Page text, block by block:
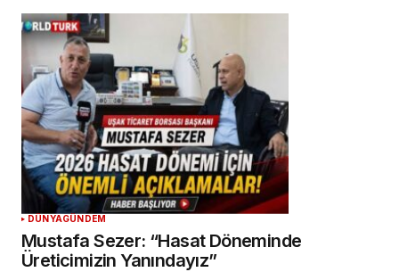
DÜNYAGÜNDEM
Mustafa Sezer: “Hasat Döneminde
Üreticimizin Yanındayız”